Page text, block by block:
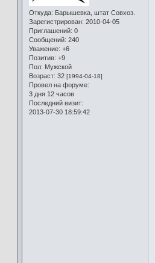
Откуда: Барышевка, штат Совхоз.
Зарегистрирован: 2010-04-05
Приглашений: 0
Сообщений: 240
Уважение: +6
Позитив: +9
Пол: Мужской
Возраст: 32 [1994-04-18]
Провел на форуме:
3 дня 12 часов
Последний визит:
2013-07-30 18:59:42